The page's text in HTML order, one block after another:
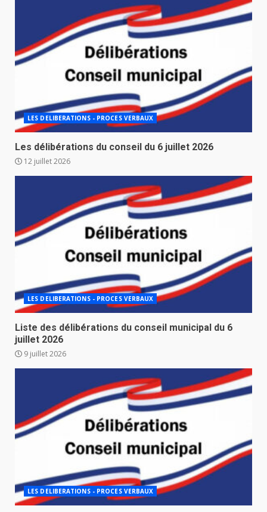
LES DELIBERATIONS - PROCES VERBAUX
Les délibérations du conseil du 6 juillet 2026
12 juillet 2026
LES DELIBERATIONS - PROCES VERBAUX
Liste des délibérations du conseil municipal du 6
juillet 2026
9 juillet 2026
LES DELIBERATIONS - PROCES VERBAUX